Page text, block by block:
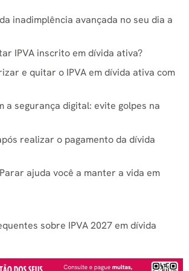
inadimplência avançada no seu dia a
IPVA inscrito em dívida ativa?
e quitar o IPVA em dívida ativa com
a segurança digital: evite golpes na
realizar o pagamento da dívida
ajuda você a manter a vida em
sobre IPVA 2027 em dívida